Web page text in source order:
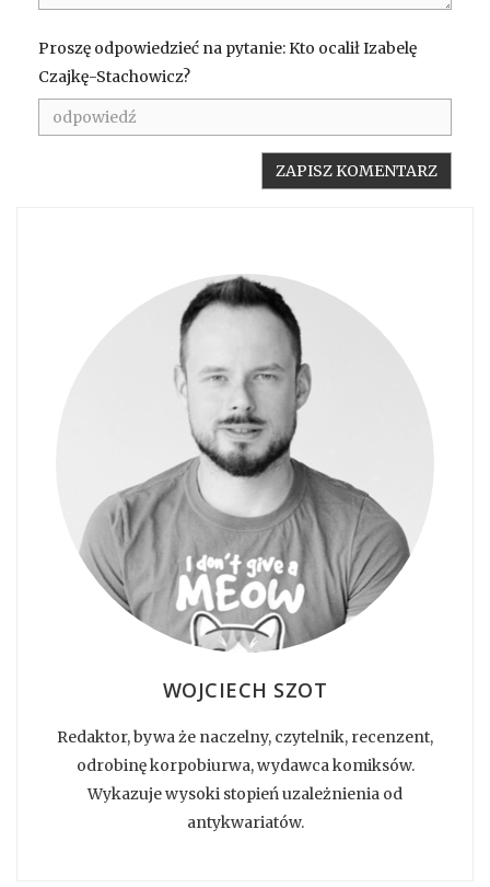
Proszę odpowiedzieć na pytanie: Kto ocalił Izabelę
Czajkę-Stachowicz?
WOJCIECH SZOT
Redaktor, bywa że naczelny, czytelnik, recenzent,
odrobinę korpobiurwa, wydawca komiksów.
Wykazuje wysoki stopień uzależnienia od
antykwariatów.